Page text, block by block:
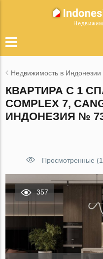
Недвижимость в Индонезии
КВАРТИРА С 1
COMPLEX 7,
ИНДОНЕЗИЯ №
Просмотренные
357